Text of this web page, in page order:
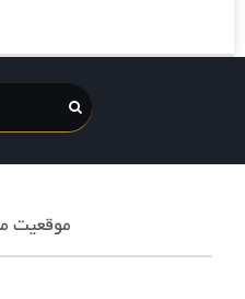
موقعیت